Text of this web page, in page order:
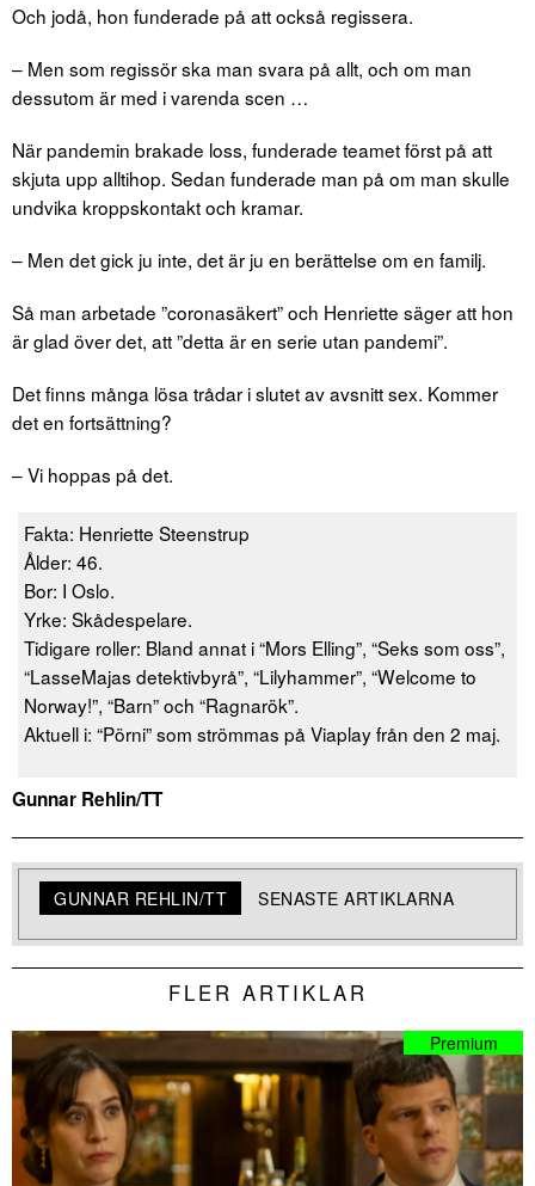
Och jodå, hon funderade på att också regissera.
– Men som regissör ska man svara på allt, och om man
dessutom är med i varenda scen …
När pandemin brakade loss, funderade teamet först på att
skjuta upp alltihop. Sedan funderade man på om man skulle
undvika kroppskontakt och kramar.
– Men det gick ju inte, det är ju en berättelse om en familj.
Så man arbetade ”coronasäkert” och Henriette säger att hon
är glad över det, att ”detta är en serie utan pandemi”.
Det finns många lösa trådar i slutet av avsnitt sex. Kommer
det en fortsättning?
– Vi hoppas på det.
Fakta: Henriette Steenstrup
Ålder: 46.
Bor: I Oslo.
Yrke: Skådespelare.
Tidigare roller: Bland annat i “Mors Elling”, “Seks som oss”,
“LasseMajas detektivbyrå”, “Lilyhammer”, “Welcome to
Norway!”, “Barn” och “Ragnarök”.
Aktuell i: “Pörni” som strömmas på Viaplay från den 2 maj.
Gunnar Rehlin/TT
GUNNAR REHLIN/TT SENASTE ARTIKLARNA
FLER ARTIKLAR